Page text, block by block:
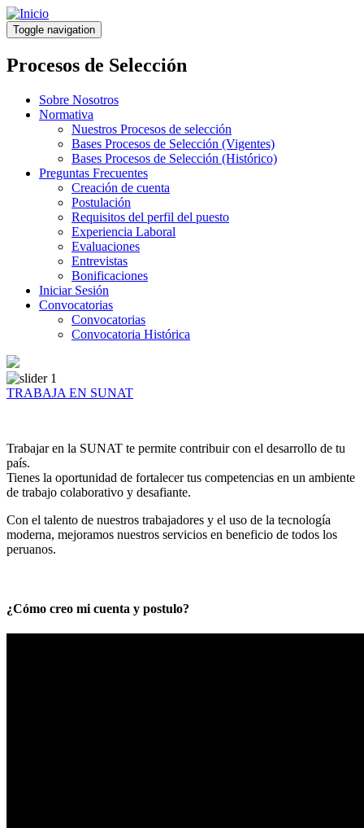
Pasar
al
contenido
principal
Toggle navigation
Procesos de Selección
Sobre Nosotros
Normativa
Nuestros Procesos de selección
Bases Procesos de Selección (Vigentes)
Bases Procesos de Selección (Histórico)
Preguntas Frecuentes
Creación de cuenta
Postulación
Requisitos del perfil del puesto
Experiencia Laboral
Evaluaciones
Entrevistas
Bonificaciones
Iniciar Sesión
Convocatorias
Convocatorias
Convocatoria Histórica
TRABAJA EN SUNAT
Trabajar en la SUNAT te permite contribuir con el desarrollo de tu
país.
Tienes la oportunidad de fortalecer tus competencias en un ambiente
de trabajo colaborativo y desafiante.
Con el talento de nuestros trabajadores y el uso de la tecnología
moderna, mejoramos nuestros servicios en beneficio de todos los
peruanos.
¿Cómo creo mi cuenta y postulo?